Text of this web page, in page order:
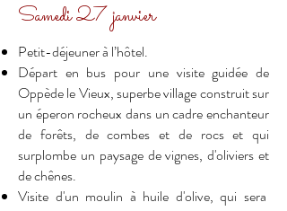
Samedi 27 janvier
Petit-déjeuner à l’hôtel.
Départ en bus pour une visite guidée de
Oppède le Vieux, superbe village construit sur
un éperon rocheux dans un cadre enchanteur
de forêts, de combes et de rocs et qui
surplombe un paysage de vignes, d'oliviers et
de chênes.
Visite d'un moulin à huile d'olive, qui sera